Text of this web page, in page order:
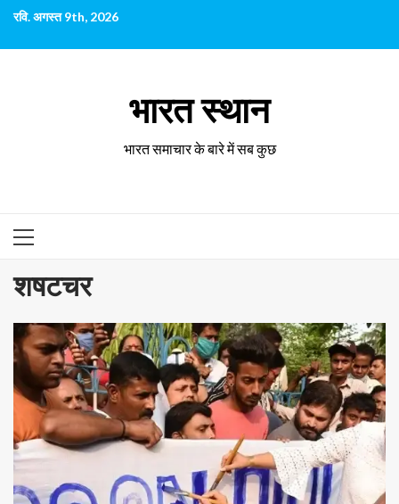
छोड़कर
पर
रवि. अगस्त 9th, 2026
भारत स्थान
भारत समाचार के बारे में सब कुछ
प्राथमिक
शषटचर